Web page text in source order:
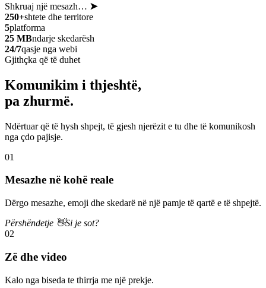
Shkruaj një mesazh… ➤
250+shtete dhe territore
5platforma
25 MBndarje skedarësh
24/7qasje nga webi
Gjithçka që të duhet
Komunikim i thjeshtë,
pa zhurmë.
Ndërtuar që të hysh shpejt, të gjesh njerëzit e tu dhe të komunikosh
nga çdo pajisje.
01
Mesazhe në kohë reale
Dërgo mesazhe, emoji dhe skedarë në një pamje të qartë e të shpejtë.
Përshëndetje 👋Si je sot?
02
Zë dhe video
Kalo nga biseda te thirrja me një prekje.